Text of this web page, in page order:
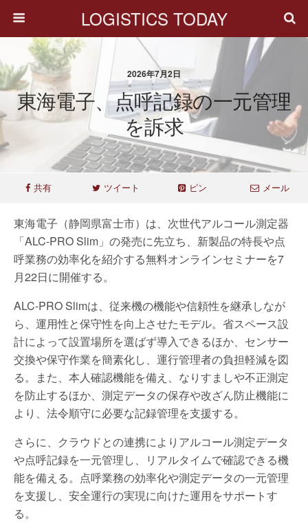
LOGISTICS TODAY
2026年7月2日
東海電子、点呼記録の一元管理
を訴求
共有 ツイート ピン メール
東海電子（静岡県富士市）は、次世代アルコール測定器
「ALC-PRO Slim」の発売に先立ち、新製品の特長や点
呼業務の効率化を紹介する無料オンラインセミナーを7
月22日に開催する。
ALC-PRO Slimは、従来機の機能や信頼性を継承しなが
ら、運用性と保守性を向上させたモデル。省スペース設
計によって設置場所を選ばず導入できるほか、センサー
交換や保守作業を簡素化し、運行管理者の負担軽減を図
る。また、本人確認機能を備え、なりすましや不正測定
を防止するほか、測定データの保存や改ざん防止機能に
より、法令順守に必要な記録管理を支援する。
さらに、クラウドとの連携によりアルコール測定データ
や点呼記録を一元管理し、リアルタイムで確認できる機
能を備える。点呼業務の効率化や測定データの一元管理
を支援し、安全運行の実現に向けた運用をサポートす
る。